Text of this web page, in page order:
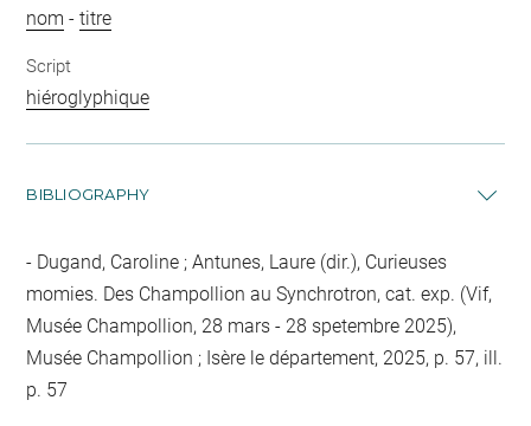
nom -titre
Script
hiéroglyphique
BIBLIOGRAPHY
Dugand, Caroline ; Antunes, Laure (dir.), Curieuses
momies. Des Champollion au Synchrotron, cat. exp. (Vif,
Musée Champollion, 28 mars - 28 spetembre 2025),
Musée Champollion ; Isère le département, 2025, p. 57, ill.
p. 57